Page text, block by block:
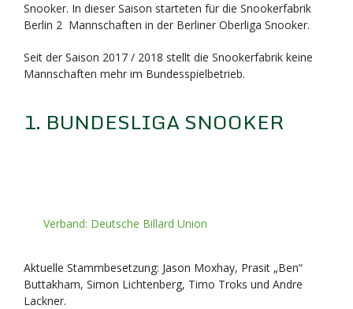
Snooker. In dieser Saison starteten für die Snookerfabrik
Berlin 2 Mannschaften in der Berliner Oberliga Snooker.
Seit der Saison 2017 / 2018 stellt die Snookerfabrik keine
Mannschaften mehr im Bundesspielbetrieb.
1. BUNDESLIGA SNOOKER
Verband: Deutsche Billard Union
Aktuelle Stammbesetzung: Jason Moxhay, Prasit „Ben“
Buttakham, Simon Lichtenberg, Timo Troks und Andre
Lackner.